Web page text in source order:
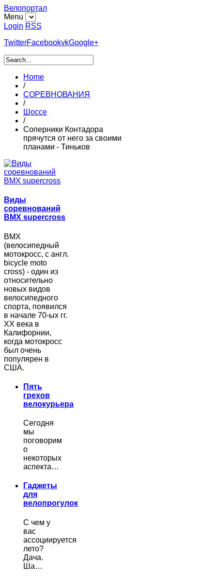
Велопортал
Menu
Login RSS
TwitterFacebookvkGoogle+
Home
/
СОРЕВНОВАНИЯ
/
Шоссе
/
Соперники Контадора
прячутся от него за своими
планами - Тиньков
Виды
соревнований
BMX supercross
BMX
(велосипедный
мотокросс, с англ.
bicycle moto
cross) - один из
относительно
новых видов
велосипедного
спорта, появился
в начале 70-ых гг.
ХХ века в
Калифорнии,
когда мотокросс
был очень
популярен в
США.
Пять
грехов
велокурьера
Сегодня
мы
поговорим
о
некоторых
аспекта…
Гаджеты
для
велопрогулок
С чем у
вас
ассоциируется
лето?
Дача.
Ша…